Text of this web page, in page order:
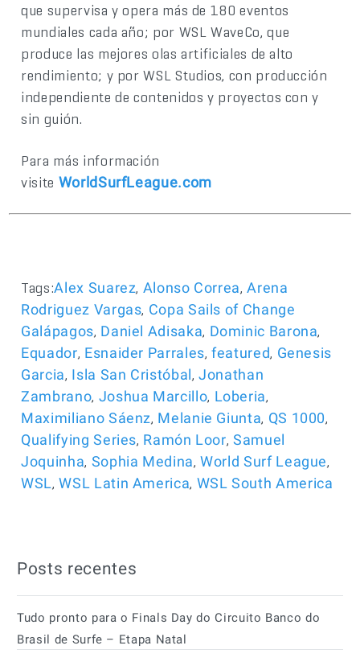
que supervisa y opera más de 180 eventos
mundiales cada año; por WSL WaveCo, que
produce las mejores olas artificiales de alto
rendimiento; y por WSL Studios, con producción
independiente de contenidos y proyectos con y
sin guión.
Para más información
visite WorldSurfLeague.com
Tags:Alex Suarez, Alonso Correa,Arena
Rodriguez Vargas, Copa Sails of Change
Galápagos, Daniel Adisaka, Dominic Barona,
Equador, Esnaider Parrales,featured, Genesis
Garcia, Isla San Cristóbal,Jonathan
Zambrano, Joshua Marcillo, Loberia,
Maximiliano Sáenz, Melanie Giunta, QS 1000,
Qualifying Series, Ramón Loor,Samuel
Joquinha, Sophia Medina,World Surf League,
WSL,WSL Latin America, WSL South America
Posts recentes
Tudo pronto para o Finals Day do Circuito Banco do
Brasil de Surfe – Etapa Natal